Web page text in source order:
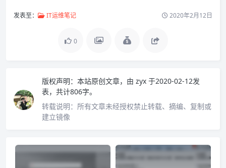
发表至： IT运维笔记 2020年2月12日
0
版权声明： 本站原创文章，由 zyx 于2020-02-12发
表，共计806字。
转载说明： 所有文章未经授权禁止转载、摘编、复制或
建立镜像